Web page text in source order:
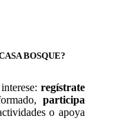
BOSQUE?
regístrate
participa
o apoya